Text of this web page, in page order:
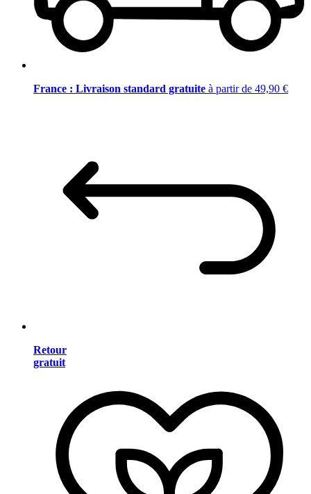
France : Livraison standard gratuite à partir de 49,90 €
Retour
gratuit